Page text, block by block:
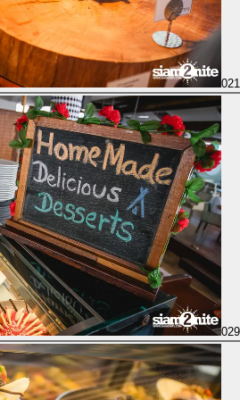
021
029